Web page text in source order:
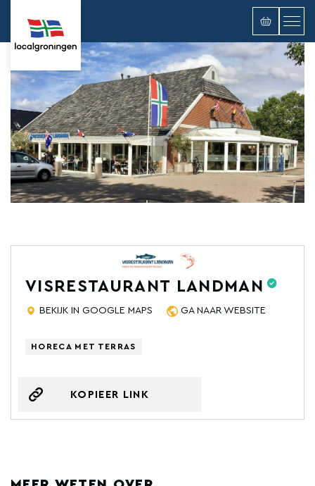
VISRESTAURANT LANDMAN
BEKIJK IN GOOGLE MAPS GA NAAR WEBSITE
HORECA MET TERRAS
KOPIEER LINK